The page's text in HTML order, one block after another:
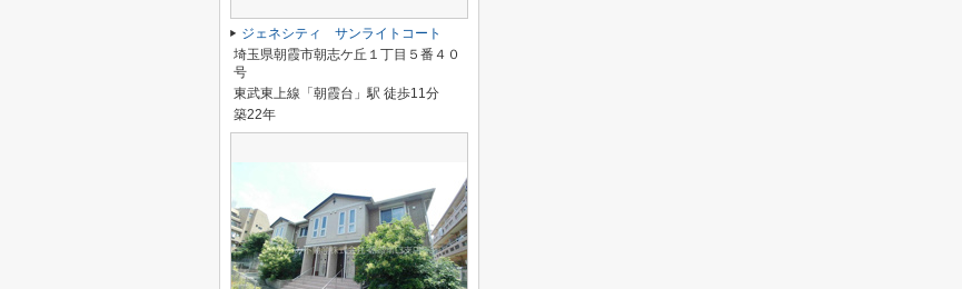
ジェネシティ サンライトコート
埼玉県朝霞市朝志ケ丘１丁目５番４０
号
東武東上線「朝霞台」駅 徒歩11分
築22年